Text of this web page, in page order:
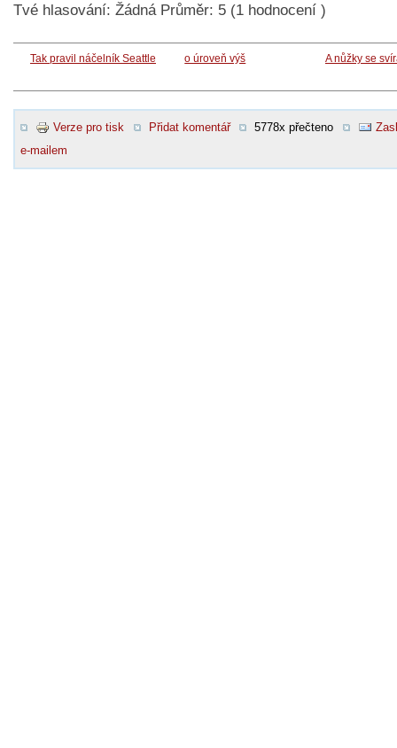
Tvé hlasování: Žádná Průměr: 5 (1 hodnocení )
Tak pravil náčelník Seattle o úroveň výš A nůžky se
Verze pro tisk Přidat komentář 5778x přečteno
e-mailem